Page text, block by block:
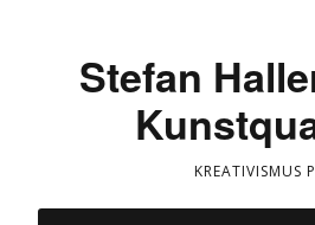
Stefan
KREATIVISMUS